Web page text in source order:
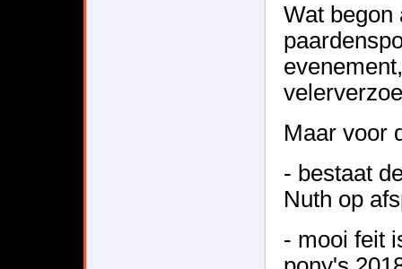
Wat begon
Maar voor
- bestaat
Nuth op
- mooi feit